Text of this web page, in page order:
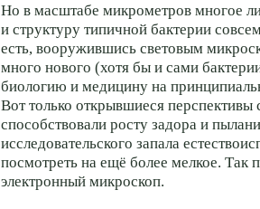
Но в масштабе микрометров многое
и структуру типичной бактерии
есть, вооружившись световым
много нового (хотя бы и сами
биологию и медицину на
Вот только открывшиеся перспективы
способствовали росту задора и
исследовательского запала
посмотреть на ещё более мелкое. Так
электронный микроскоп.